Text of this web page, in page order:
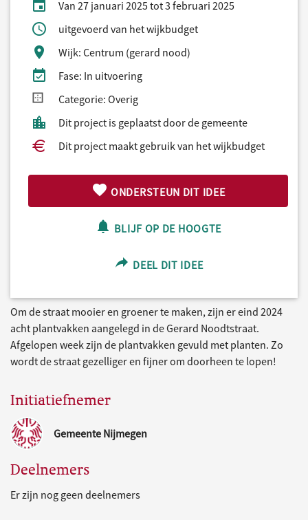
Van 27 januari 2025 tot 3 februari 2025
uitgevoerd van het wijkbudget
Wijk: Centrum (gerard nood)
Fase: In uitvoering
Categorie: Overig
Dit project is geplaatst door de gemeente
Dit project maakt gebruik van het wijkbudget
ONDERSTEUN DIT IDEE
BLIJF OP DE HOOGTE
DEEL DIT IDEE
Om de straat mooier en groener te maken, zijn er eind 2024
acht plantvakken aangelegd in de Gerard Noodtstraat.
Afgelopen week zijn de plantvakken gevuld met planten. Zo
wordt de straat gezelliger en fijner om doorheen te lopen!
Initiatiefnemer
Gemeente Nijmegen
Deelnemers
Er zijn nog geen deelnemers